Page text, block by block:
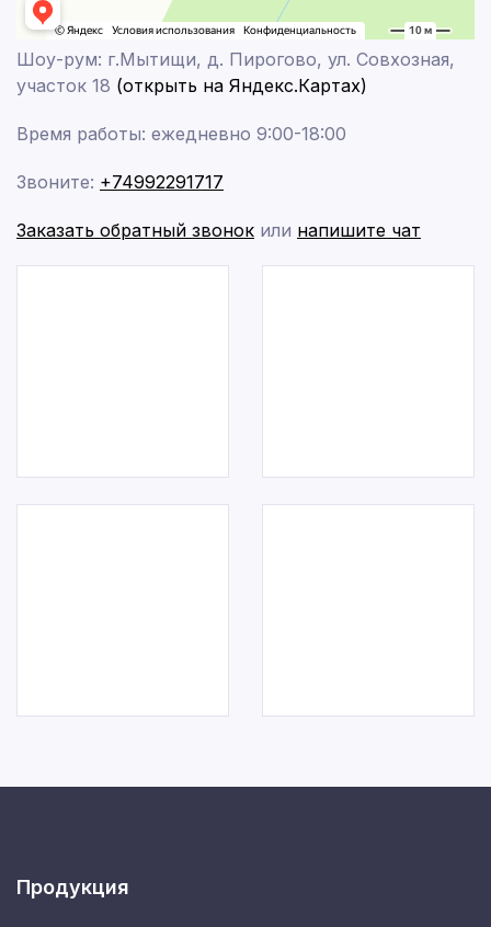
Шоу-рум: г.Мытищи, д. Пирогово, ул. Совхозная,
участок 18 (открыть на Яндекс.Картах)
Время работы: ежедневно 9:00-18:00
Звоните: +74992291717
Заказать обратный звонок или напишите чат
Продукция